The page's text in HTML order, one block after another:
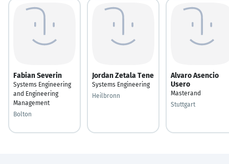
Fabian Severin
Systems Engineering
and Engineering
Management
Bolton
Jordan Zetala Tene
Systems Engineering
Heilbronn
Alvaro Asencio
Usero
Masterand
Stuttgart